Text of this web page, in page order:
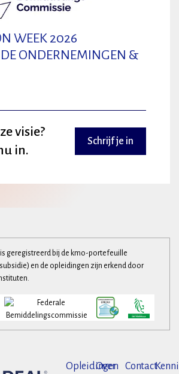
WEEK 2026
ONDERNEMINGEN &
visie?
in.
Schrijf je in
is geregistreerd bij de kmo-portefeuille
subsidie) en de opleidingen zijn erkend door
Opleidingen
Over
Contact